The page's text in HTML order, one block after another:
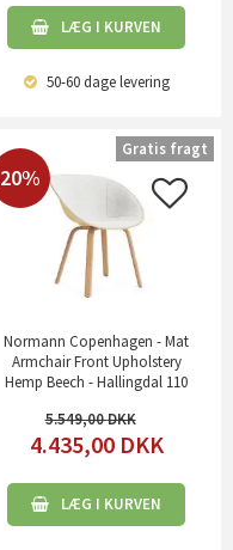
LÆG I KURVEN
50-60 dagelevering
20%
Normann Copenhagen - Mat
Armchair Front Upholstery
Hemp Beech - Hallingdal 110
5.549,00
4.435,00 DKK
LÆG I KURVEN
Gratis fragt